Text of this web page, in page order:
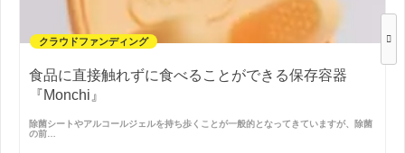
クラウドファンディング
食品に直接触れずに食べることができる保存容器
『Monchi』
除菌シートやアルコールジェルを持ち歩くことが一般的となってきていますが、除菌
の前…